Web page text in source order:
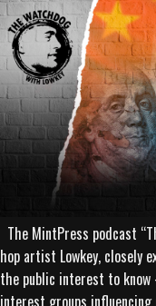
The MintPress podcast
hop artist Lowkey, closely
the public interest to know
interest groups